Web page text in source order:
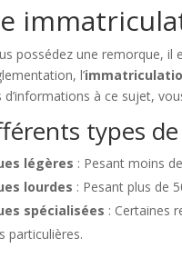
possédez une remorque, il
l’
d’informations à ce sujet,
types
légères : Pesant moins
lourdes : Pesant plus de
spécialisées : Certaines
particulières.